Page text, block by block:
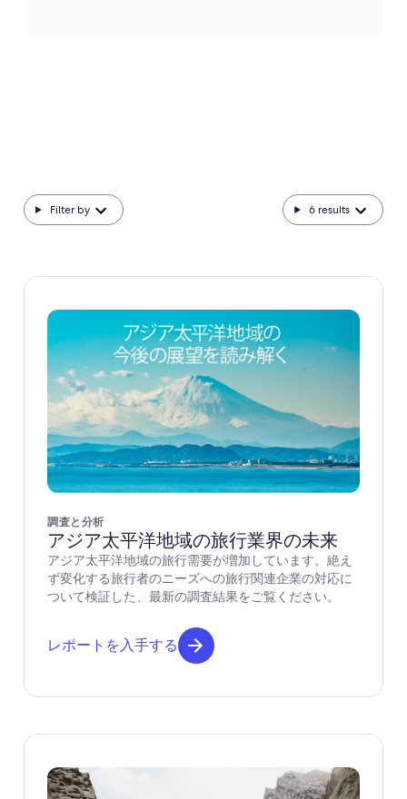
Filter by 6 results
調査と分析
アジア太平洋地域の旅行業界の未来
アジア太平洋地域の旅行需要が増加しています。絶え
ず変化する旅行者のニーズへの旅行関連企業の対応に
ついて検証した、最新の調査結果をご覧ください。
レポートを入手する